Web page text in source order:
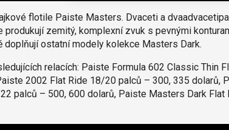
flotile Paiste Masters. Dvaceti a
produkují zemitý, komplexní zvuk s pevnými
doplňují ostatní modely kolekce Masters Dark.
relacích: Paiste Formula 602 Classic Thin
2002 Flat Ride 18/20 palců – 300, 335 dolarů,
palců – 500, 600 dolarů, Paiste Masters Dark